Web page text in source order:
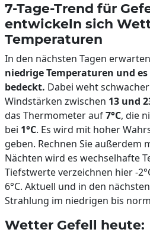
7-Tage-Trend für
entwickeln sich
Temperaturen
In den nächsten Tagen
niedrige Temperaturen und
bedeckt. Dabei weht
Windstärken zwischen 13 und
das Thermometer auf7°C, die
bei 1°C. Es wird mit hoher
geben. Rechnen Sie außerdem
Nächten wird es wechselhafte
Tiefstwerte verzeichnen hier -
6°C. Aktuell und in den
Strahlung im niedrigen bis
Wetter Gefell heute: